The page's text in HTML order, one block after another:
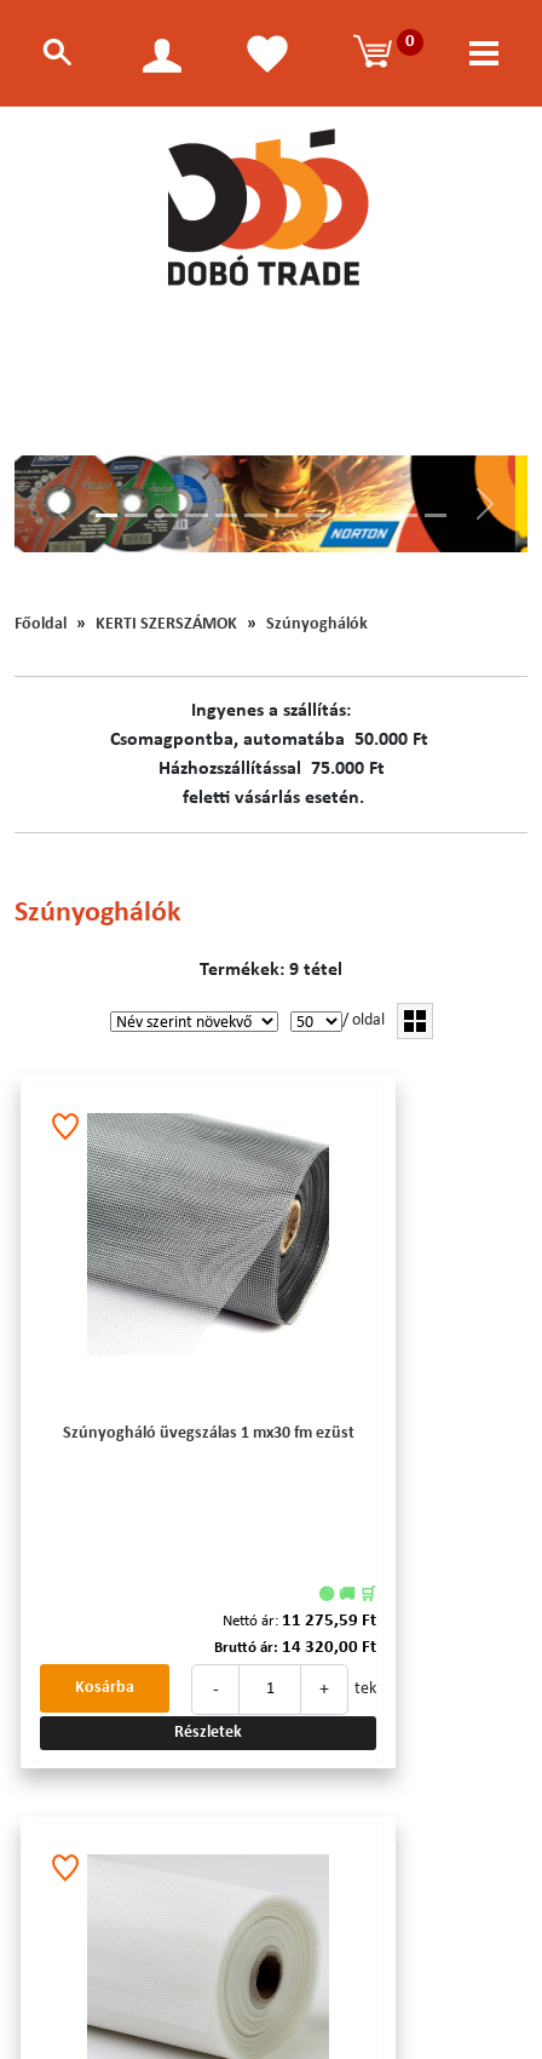
0
Előző
Főoldal KERTI SZERSZÁMOK Szúnyoghálók
Ingyenes a szállítás:
C​​​somagpontba, automatába 50.000 Ft
Házhozszállítással 75.000 Ft
feletti vásárlás esetén.
Szúnyoghálók
Termékek: 9 tétel
/ oldal
Szúnyogháló üvegszálas 1 mx30 fm ezüst
🟢 🚚 🛒
Nettó ár: 11 275,59 Ft
Bruttó ár: 14 320,00 Ft
- + tek
Kosárba
Részletek